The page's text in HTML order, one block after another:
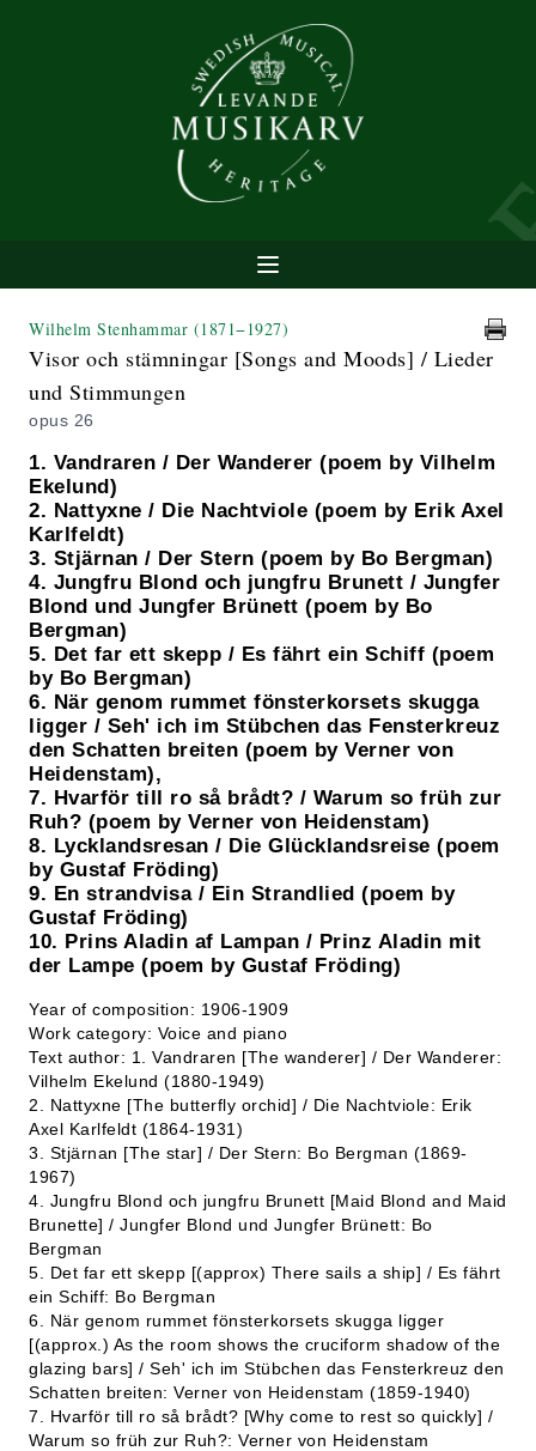
Wilhelm Stenhammar (1871−1927)
Visor och stämningar [Songs and Moods] / Lieder
und Stimmungen
opus 26
1. Vandraren / Der Wanderer (poem by Vilhelm
Ekelund)
2. Nattyxne / Die Nachtviole (poem by Erik Axel
Karlfeldt)
3. Stjärnan / Der Stern (poem by Bo Bergman)
4. Jungfru Blond och jungfru Brunett / Jungfer
Blond und Jungfer Brünett (poem by Bo
Bergman)
5. Det far ett skepp / Es fährt ein Schiff (poem
by Bo Bergman)
6. När genom rummet fönsterkorsets skugga
ligger / Seh' ich im Stübchen das Fensterkreuz
den Schatten breiten (poem by Verner von
Heidenstam),
7. Hvarför till ro så brådt? / Warum so früh zur
Ruh? (poem by Verner von Heidenstam)
8. Lycklandsresan / Die Glücklandsreise (poem
by Gustaf Fröding)
9. En strandvisa / Ein Strandlied (poem by
Gustaf Fröding)
10. Prins Aladin af Lampan / Prinz Aladin mit
der Lampe (poem by Gustaf Fröding)
Year of composition: 1906-1909
Work category: Voice and piano
Text author: 1. Vandraren [The wanderer] / Der Wanderer:
Vilhelm Ekelund (1880-1949)
2. Nattyxne [The butterfly orchid] / Die Nachtviole: Erik
Axel Karlfeldt (1864-1931)
3. Stjärnan [The star] / Der Stern: Bo Bergman (1869-
1967)
4. Jungfru Blond och jungfru Brunett [Maid Blond and Maid
Brunette] / Jungfer Blond und Jungfer Brünett: Bo
Bergman
5. Det far ett skepp [(approx) There sails a ship] / Es fährt
ein Schiff: Bo Bergman
6. När genom rummet fönsterkorsets skugga ligger
[(approx.) As the room shows the cruciform shadow of the
glazing bars] / Seh' ich im Stübchen das Fensterkreuz den
Schatten breiten: Verner von Heidenstam (1859-1940)
7. Hvarför till ro så brådt? [Why come to rest so quickly] /
Warum so früh zur Ruh?: Verner von Heidenstam